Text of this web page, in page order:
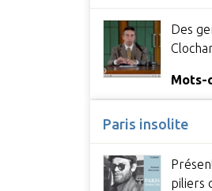
Des
Mots-
Paris insolite
piliers